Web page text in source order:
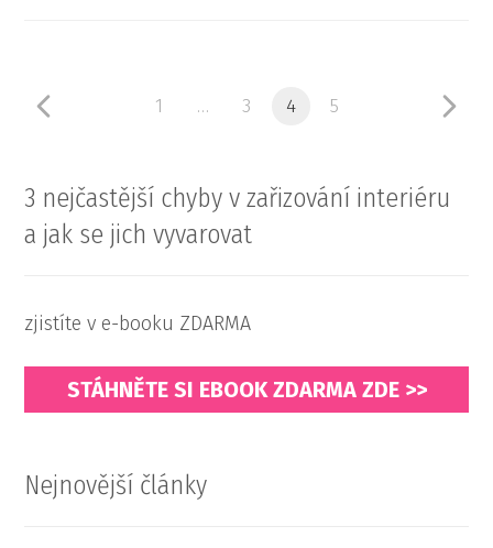
1 … 3 4 5
3 nejčastější chyby v zařizování interiéru
a jak se jich vyvarovat
zjistíte v e-booku ZDARMA
STÁHNĚTE SI EBOOK ZDARMA ZDE >>
Nejnovější články